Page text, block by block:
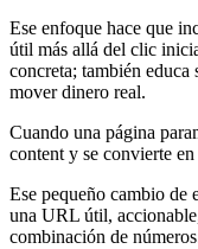
Ese enfoque hace que
útil más allá del clic
concreta; también educa
mover dinero real.
Cuando una página
content y se convierte
Ese pequeño cambio de
una URL útil,
combinación de